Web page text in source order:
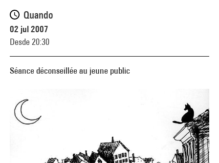
Séance déconseillée au jeune public
Quando
02 jul 2007
Desde 20:30